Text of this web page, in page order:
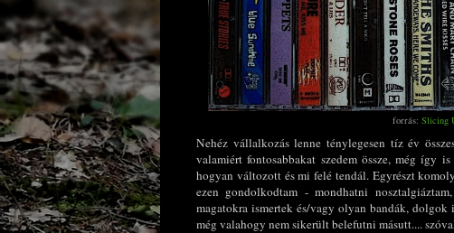
forrás: Slicing
Nehéz vállalkozás lenne ténylegesen tíz év
valamiért fontosabbakat szedem össze, még
hogyan változott és mi felé tendál. Egyrészt
ezen gondolkodtam - mondhatni
magatokra ismertek és/vagy olyan bandák,
még valahogy nem sikerült belefutni másutt....